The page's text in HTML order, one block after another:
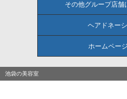
その他グループ店舗
ヘアドネー
ホームペー
池袋の美容室